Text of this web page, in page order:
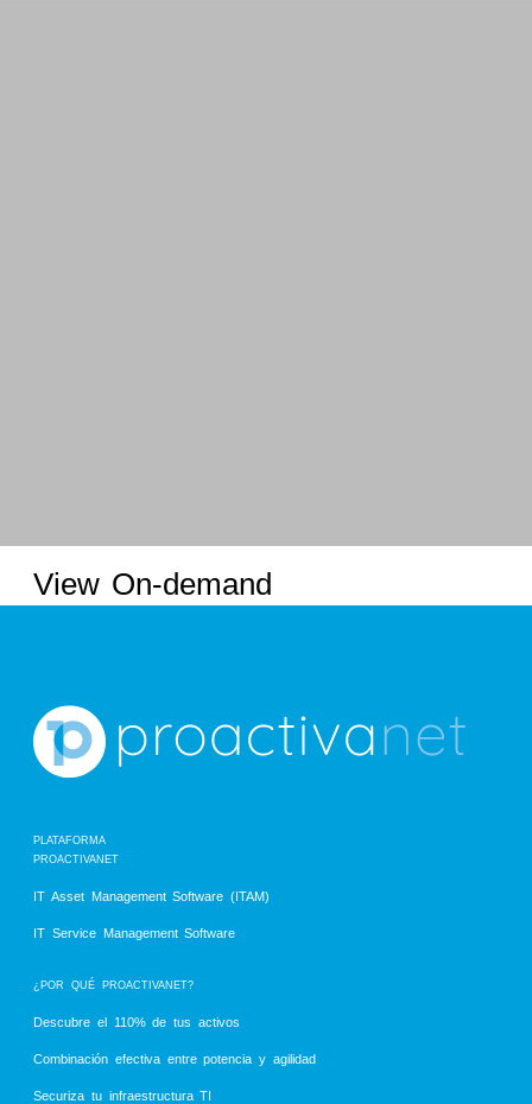
View On-demand
PLATAFORMA
PROACTIVANET
IT Asset Management Software (ITAM)
IT Service Management Software
¿POR QUÉ PROACTIVANET?
Descubre el 110% de tus activos
Combinación efectiva entre potencia y agilidad
Securiza tu infraestructura TI